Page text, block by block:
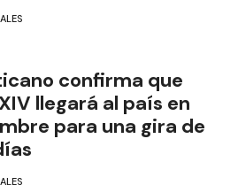
confirma que
llegará al país en
para una gira de